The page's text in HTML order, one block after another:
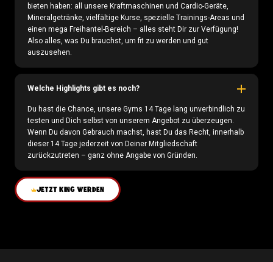
bieten haben: all unsere Kraftmaschinen und Cardio-Geräte,
Mineralgetränke, vielfältige Kurse, spezielle Trainings-Areas und
einen mega Freihantel-Bereich – alles steht Dir zur Verfügung!
Also alles, was Du brauchst, um fit zu werden und gut
auszusehen.
Welche Highlights gibt es noch?
Du hast die Chance, unsere Gyms 14 Tage lang unverbindlich zu
testen und Dich selbst von unserem Angebot zu überzeugen.
Wenn Du davon Gebrauch machst, hast Du das Recht, innerhalb
dieser 14 Tage jederzeit von Deiner Mitgliedschaft
zurückzutreten – ganz ohne Angabe von Gründen.
JETZT KING WERDEN